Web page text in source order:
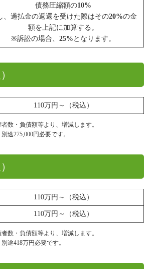
債務圧縮額の10%
、過払金の返還を受けた際はその20%の金
額を上記に加算する。
※訴訟の場合、 25% となります。
110万円～（税込）
数・負債額等より、増減します。
途275,000円必要です。
110万円～（税込）
110万円～（税込）
数・負債額等より、増減します。
途418万円必要です。